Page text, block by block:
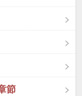
節